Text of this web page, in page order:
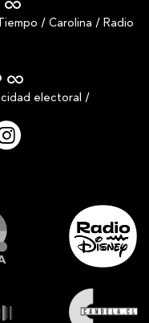
/ Carolina / Radio
electoral /